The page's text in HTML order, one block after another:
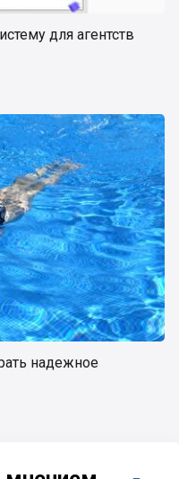
для агентств
надежное